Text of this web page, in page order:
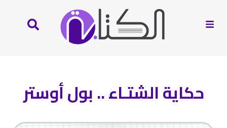
حكاية الشتـاء .. بول أوستر